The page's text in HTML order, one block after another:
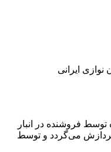
ایرانی
فروشنده در انبار
پردازش می‌گردد و توسط